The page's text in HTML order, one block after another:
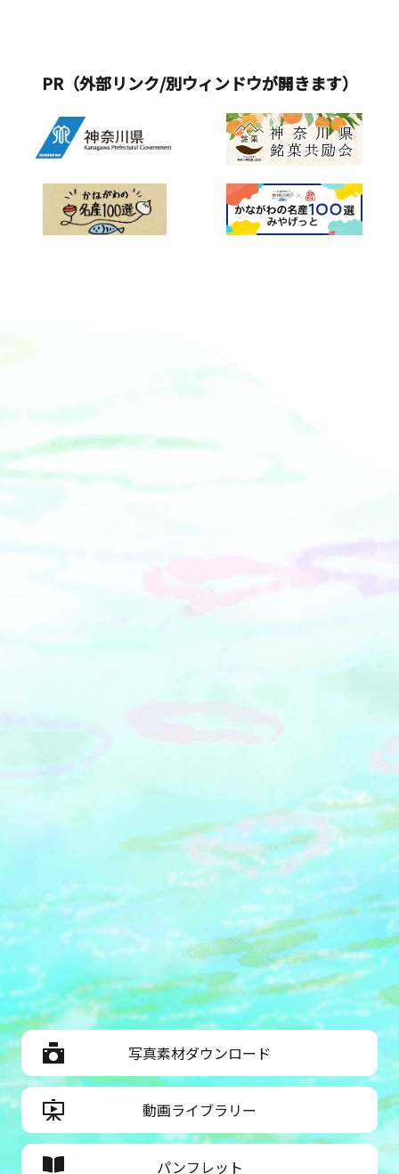
PR（外部リンク/別ウィンドウが開きます）
写真素材ダウンロード
動画ライブラリー
パンフレット